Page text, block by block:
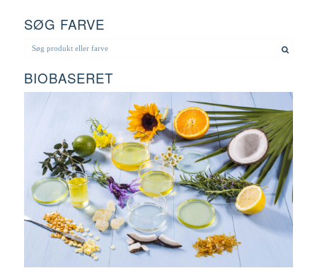
SØG FARVE
BIOBASERET